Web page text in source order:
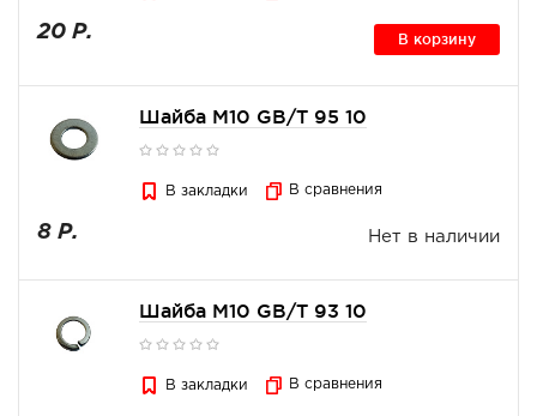
20 Р. В корзину
Шайба M10 GB/T 95 10
В закладки В сравнения
8 Р. Нет в наличии
Шайба M10 GB/T 93 10
В закладки В сравнения